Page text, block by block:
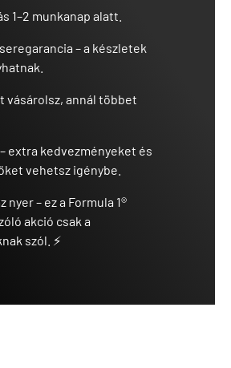
1–2 munkanap alatt.
– a készletek
vásárolsz, annál többet
– extra kedvezményeket és
vehetsz igénybe.
nyer – ez a Formula 1®
akció csak a
szól. ⚡